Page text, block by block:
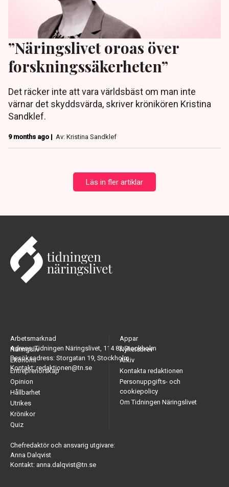
”Näringslivet oroas över
forskningssäkerheten”
Det räcker inte att vara världsbäst om man inte
värnar det skyddsvärda, skriver krönikören Kristina
Sandklef.
9 months ago | Av: Kristina Sandklef
Läs in fler artiklar
Adress: Tidningen Näringslivet, 114 82 Stockholm
Besöksadress: Storgatan 19, Stockholm
Kontakt: redaktionen@tn.se
Arbetsmarknad
Näringsliv
Ekonomi
Entreprenörskap
Opinion
Hållbarhet
Utrikes
Krönikor
Quiz
Appar
Nyhetsbrev
Arkiv
Kontakta redaktionen
Personuppgifts- och
cookiepolicy
Om Tidningen Näringslivet
Chefredaktör och ansvarig utgivare:
Anna Dalqvist
Kontakt: anna.dalqvist@tn.se